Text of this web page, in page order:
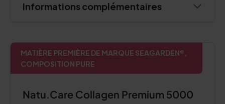
Informations complémentaires
MATIÈRE PREMIÈRE DE MARQUE SEAGARDEN®,
COMPOSITION PURE
Natu.Care Collagen Premium 5000